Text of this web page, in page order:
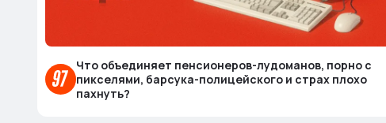
Что объединяет пенсионеров-лудоманов, порно с
пикселями, барсука-полицейского и страх плохо
пахнуть?